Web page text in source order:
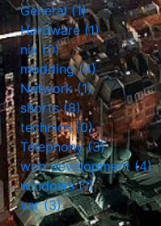
General (1)
Hardware (1)
nix (0)
modding (4)
Network (1)
shorts (8)
technics (0)
Telephony (3)
web development (4)
windows (1)
var (3)